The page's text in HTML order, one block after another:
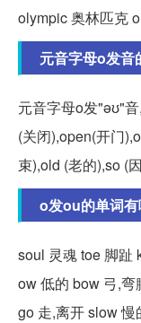
olympic 奥林匹克
元音字母o发音
元音字母o发"əʊ"
(关闭),open(开门
束),old (老的),so (
o发ou的单词
soul 灵魂 toe 脚趾
ow 低的 bow 弓,
go 走,离开 slow 慢